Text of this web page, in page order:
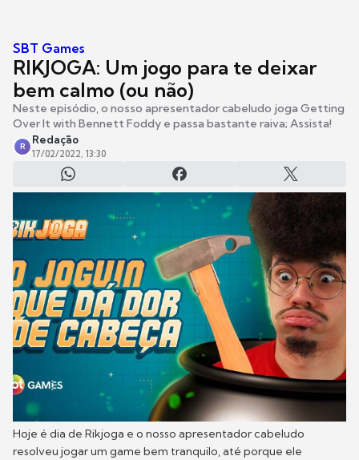
SBT Games
RIKJOGA: Um jogo para te deixar
bem calmo (ou não)
Neste episódio, o nosso apresentador cabeludo joga Getting
Over It with Bennett Foddy e passa bastante raiva; Assista!
R
Redação
17/02/2022, 13:30
Hoje é dia de Rikjoga e o nosso apresentador cabeludo
resolveu jogar um game bem tranquilo, até porque ele